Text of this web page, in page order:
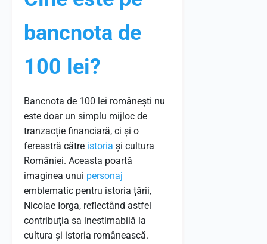
bancnota de
100 lei?
Bancnota de 100 lei românești nu
este doar un simplu mijloc de
tranzacție financiară, ci și o
fereastră către istoria și cultura
României. Aceasta poartă
imaginea unui personaj
emblematic pentru istoria țării,
Nicolae Iorga, reflectând astfel
contribuția sa inestimabilă la
cultura și istoria românească.